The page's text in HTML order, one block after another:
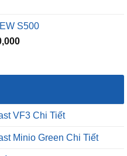
S500
Giá
là:
VF3 Chi Tiết
Minio Green Chi Tiết